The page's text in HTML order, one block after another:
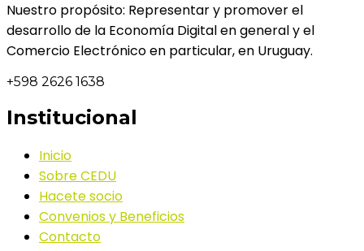
Nuestro propósito: Representar y promover el
desarrollo de la Economía Digital en general y el
Comercio Electrónico en particular, en Uruguay.
+598 2626 1638
Institucional
Inicio
Sobre CEDU
Hacete socio
Convenios y Beneficios
Contacto